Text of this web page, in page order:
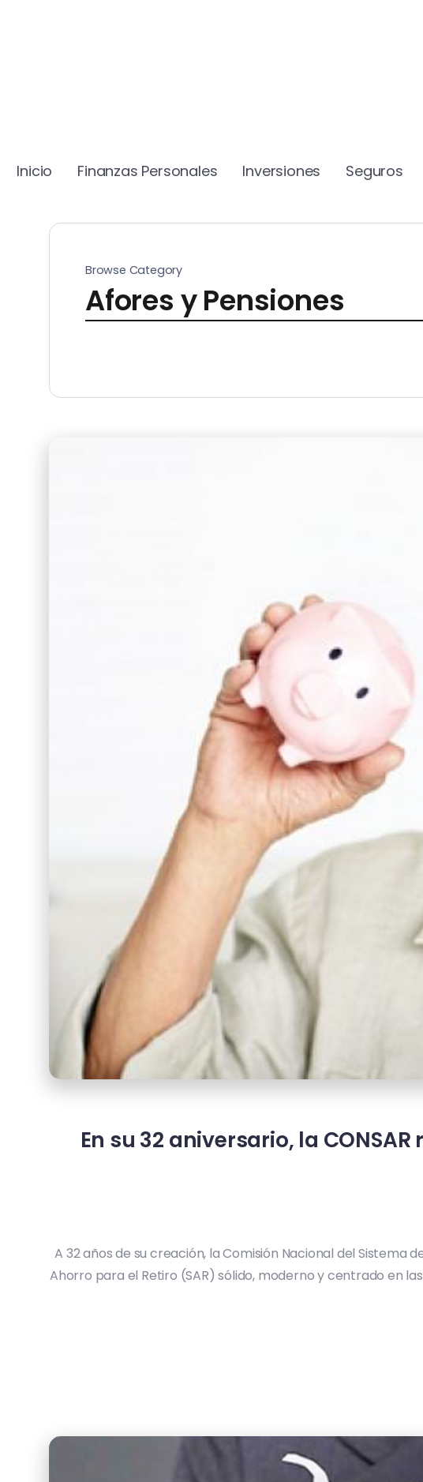
Inicio Finanzas Personales Inversiones Seguros
Browse Category
Afores y Pensiones
En su 32 aniversario, la
A 32 años de su creación, la Comisión Nacional del
Ahorro para el Retiro (SAR) sólido, moderno y centrado en